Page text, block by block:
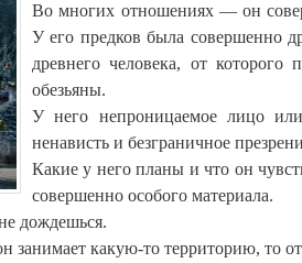
Во многих отношениях — он
У его предков была совершенно
древнего человека, от
обезьяны.
У него непроницаемое лицо
ненависть и безграничное
Какие у него планы и что он
совершенно особого материала.
дождешься.
занимает какую-то территорию, то